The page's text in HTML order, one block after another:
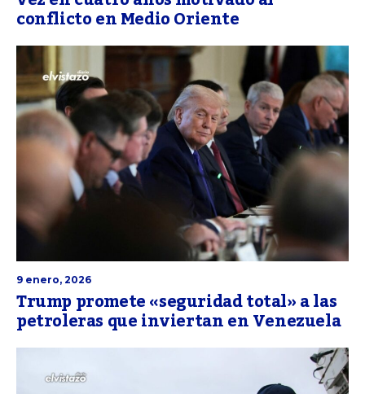
conflicto en Medio Oriente
9 enero, 2026
Trump promete «seguridad total» a las
petroleras que inviertan en Venezuela